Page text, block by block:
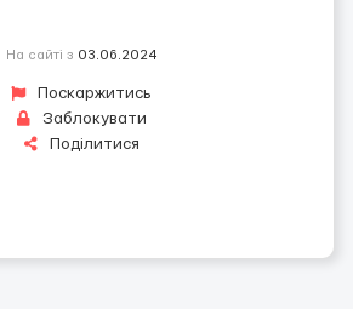
На сайті з 03.06.2024
Поскаржитись
Заблокувати
Поділитися